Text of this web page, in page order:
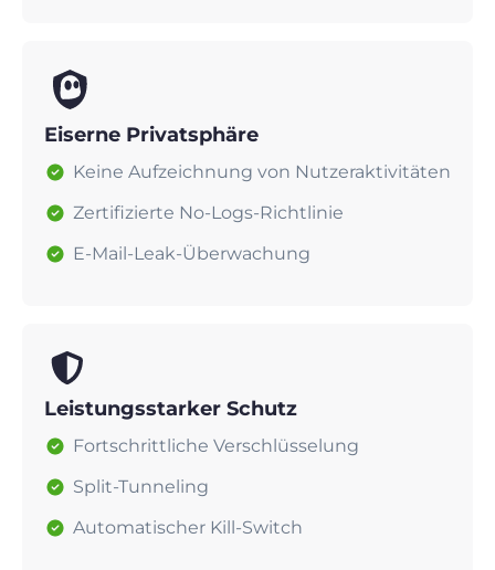
Eiserne Privatsphäre
Keine Aufzeichnung von Nutzeraktivitäten
Zertifizierte No-Logs-Richtlinie
E-Mail-Leak-Überwachung
Leistungsstarker Schutz
Fortschrittliche Verschlüsselung
Split-Tunneling
Automatischer Kill-Switch